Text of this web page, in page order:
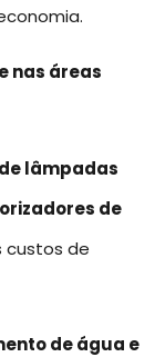
nas áreas
de lâmpadas
de
custos de
de água e